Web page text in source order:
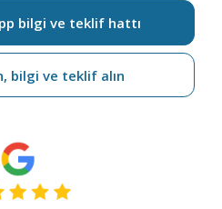
bilgi ve teklif hattı
bilgi ve teklif alın